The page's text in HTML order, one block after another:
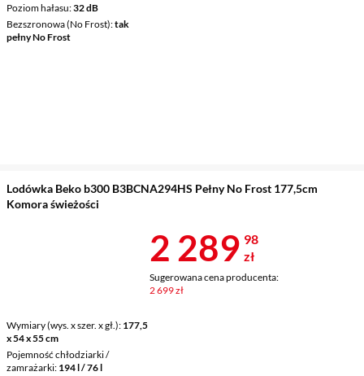
Poziom hałasu 32 dB
Bezszronowa (No Frost) tak
pełny No Frost
Lodówka Beko b300 B3BCNA294HS Pełny No Frost 177,5cm
Komora świeżości
Wymiary (wys. x szer. x gł.) 177,5
x 54 x 55 cm
Pojemność chłodziarki /
zamrażarki 194 l / 76 l
Cena 2
2 289 98
zł
Sugerowana cena producenta:
2 699 zł